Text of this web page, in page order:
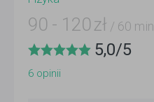
90 - 120 zł / 60 min
5,0/5
6 opinii